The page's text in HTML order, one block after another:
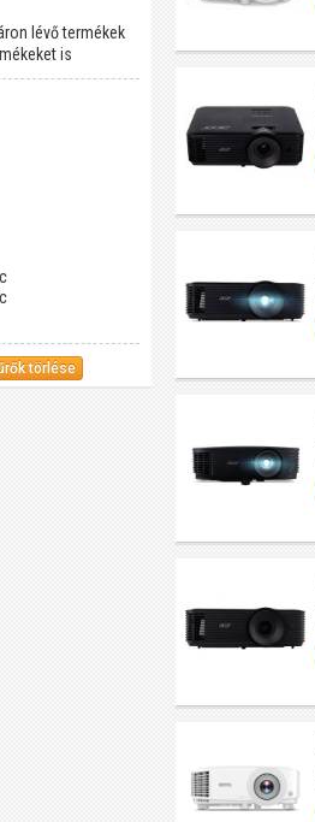
lévő termékek
is